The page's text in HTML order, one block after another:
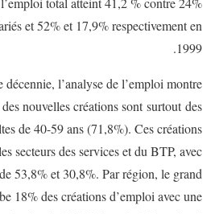
et 52% et 17,9% respectivement en
1999.
l’analyse de l’emploi montre
nouvelles créations sont surtout des
de 40-59 ans (71,8%). Ces créations
secteurs des services et du BTP, avec
53,8% et 30,8%. Par région, le grand
18% des créations d’emploi avec une